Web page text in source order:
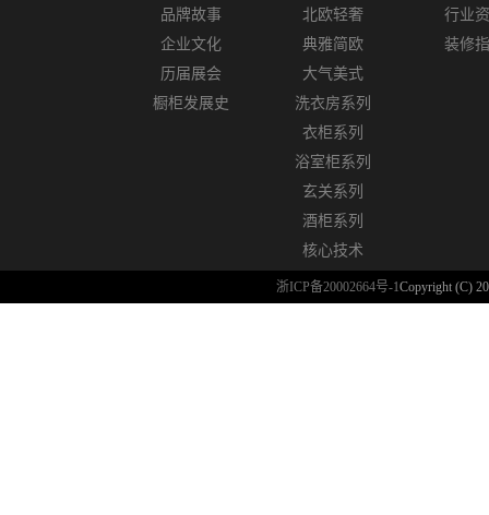
品牌故事
企业文化
历届展会
橱柜发展史
北欧轻奢
典雅简欧
大气美式
洗衣房系列
衣柜系列
浴室柜系列
玄关系列
酒柜系列
核心技术
行业
装修
浙ICP备20002664号-1Copyright (C)